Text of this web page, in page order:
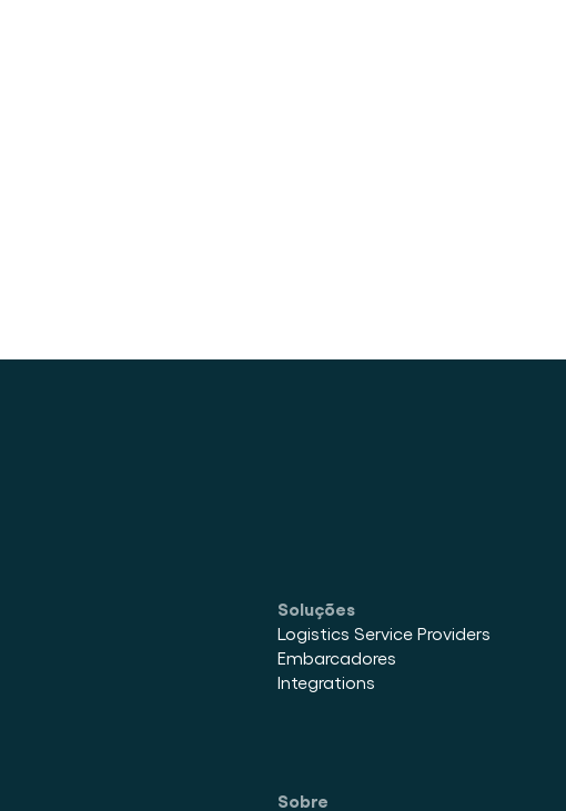
Soluções
Logistics Service Providers
Embarcadores
Integrations
Sobre